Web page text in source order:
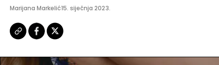
Marijana Markelić15. siječnja 2023.